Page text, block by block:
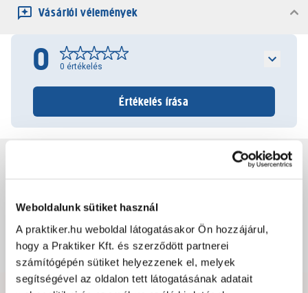
Weboldalunk sütiket használ
A praktiker.hu weboldal látogatásakor Ön hozzájárul,
hogy a Praktiker Kft. és szerződött partnerei
számítógépén sütiket helyezzenek el, melyek
segítségével az oldalon tett látogatásának adatait
Vásárlói vélemények
0 0 értékelés
Értékelés írása
Csomagolási és súly információk
Dokumentumok, felelős személy